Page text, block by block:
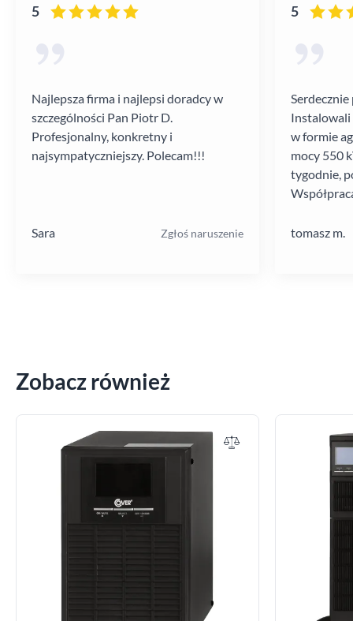
5
Najlepsza firma i najlepsi doradcy w
szczególności Pan Piotr D.
Profesjonalny, konkretny i
najsympatyczniejszy. Polecam!!!
Sara Zgłoś naruszenie
5
Instalowali
w formie
mocy 550
tygodnie,
tomasz m.
Zobacz również